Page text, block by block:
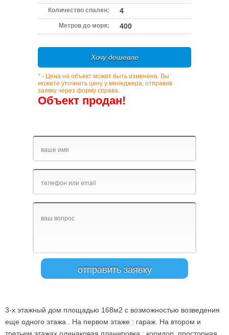
Количество спален: 4
Метров до моря: 400
Хочу дешевле
* - Цена на объект может быть изменена. Вы
можете уточнить цену у менеджера, отправив
заявку через форму справа.
Объект продан!
3-х этажный дом площадью 168м2 с возможностью возведения
еще одного этажа . На первом этаже : гараж. На втором и